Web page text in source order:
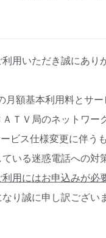
用いただき誠にあり
額基本利用料とサー
ＴＶ局のネットワー
ビス仕様変更に伴うも
いる迷惑電話への
利用にはお申込みが必
り誠に申し訳ござい